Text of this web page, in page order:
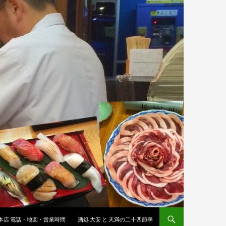
店 電話・地図・営業時間 酒処 大安 と 天満の二十四節季